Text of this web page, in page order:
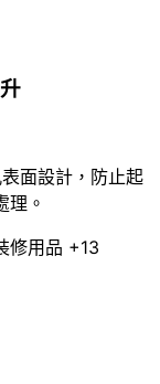
面設計，防止起
理。
修用品 +13